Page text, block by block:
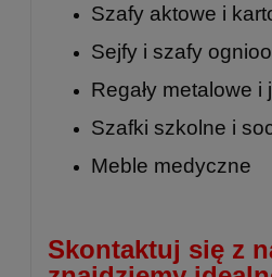
Szafy aktowe i
Sejfy i szafy
Regały metalowe i
Szafki szkolne i
Meble medyczne
Skontaktuj się z